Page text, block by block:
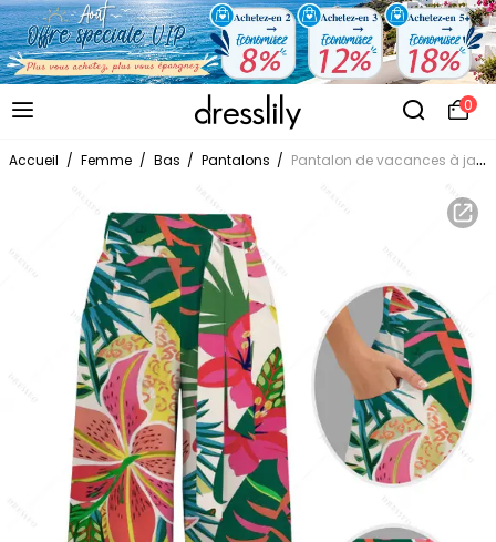
0
Accueil / Femme / Bas / Pantalons / Pantalon de vacances à jambes larges, imprimé floral tropical vibrant, poches et ceinture